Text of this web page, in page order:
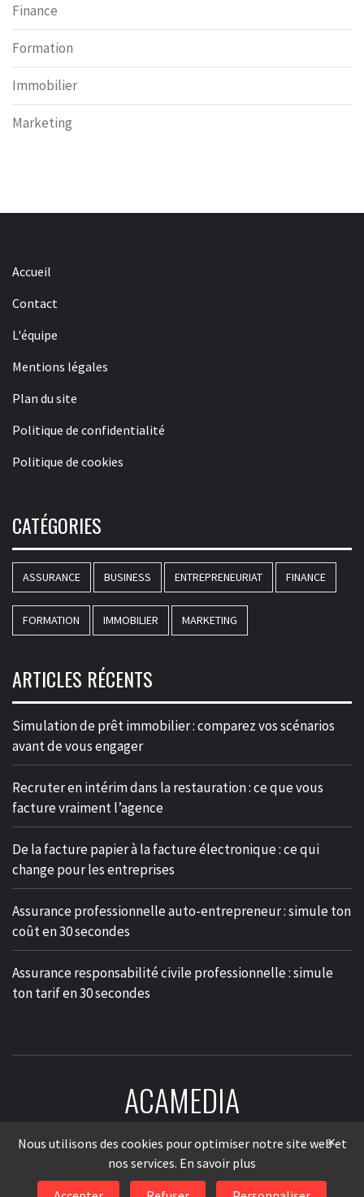
Finance
Formation
Immobilier
Marketing
Accueil
Contact
L'équipe
Mentions légales
Plan du site
Politique de confidentialité
Politique de cookies
CATÉGORIES
ASSURANCE BUSINESS ENTREPRENEURIAT FINANCE
FORMATION IMMOBILIER MARKETING
ARTICLES RÉCENTS
Simulation de prêt immobilier : comparez vos scénarios
avant de vous engager
Recruter en intérim dans la restauration : ce que vous
facture vraiment l’agence
De la facture papier à la facture électronique : ce qui
change pour les entreprises
Assurance professionnelle auto-entrepreneur : simule ton
coût en 30 secondes
Assurance responsabilité civile professionnelle : simule
ton tarif en 30 secondes
ACAMEDIA
LE MÉDIA DES ENTREPRISES ×
Nous utilisons des cookies pour optimiser notre site web et
nos services. En savoir plus